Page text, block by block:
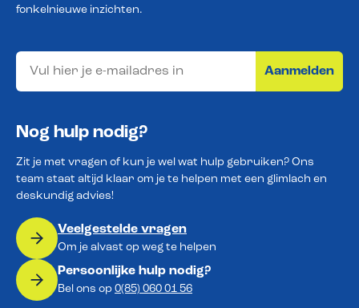
fonkelnieuwe inzichten.
Aanmelden
Nog hulp nodig?
Zit je met vragen of kun je wel wat hulp gebruiken? Ons
team staat altijd klaar om je te helpen met een glimlach en
deskundig advies!
Veelgestelde vragen
Om je alvast op weg te helpen
Persoonlijke hulp nodig?
Bel ons op 0(85) 060 01 56